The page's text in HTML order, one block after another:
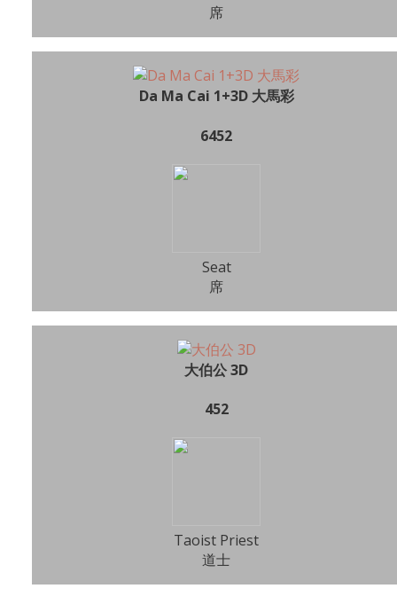
席
Da Ma Cai 1+3D 大馬彩
6452
Seat
席
大伯公 3D
452
Taoist Priest
道士